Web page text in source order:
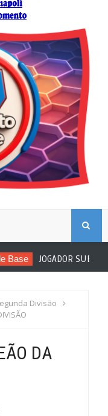
SUB-20 DO ITUANO
Divisão
DA